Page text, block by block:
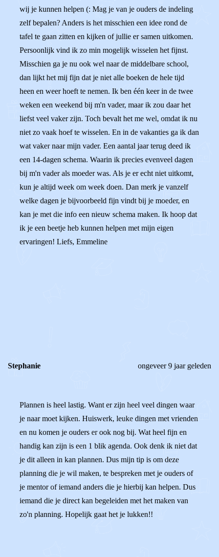
wij je kunnen helpen (: Mag je van je ouders de indeling
zelf bepalen? Anders is het misschien een idee rond de
tafel te gaan zitten en kijken of jullie er samen uitkomen.
Persoonlijk vind ik zo min mogelijk wisselen het fijnst.
Misschien ga je nu ook wel naar de middelbare school,
dan lijkt het mij fijn dat je niet alle boeken de hele tijd
heen en weer hoeft te nemen. Ik ben één keer in de twee
weken een weekend bij m'n vader, maar ik zou daar het
liefst veel vaker zijn. Toch bevalt het me wel, omdat ik nu
niet zo vaak hoef te wisselen. En in de vakanties ga ik dan
wat vaker naar mijn vader. Een aantal jaar terug deed ik
een 14-dagen schema. Waarin ik precies evenveel dagen
bij m'n vader als moeder was. Als je er echt niet uitkomt,
kun je altijd week om week doen. Dan merk je vanzelf
welke dagen je bijvoorbeeld fijn vindt bij je moeder, en
kan je met die info een nieuw schema maken. Ik hoop dat
ik je een beetje heb kunnen helpen met mijn eigen
ervaringen! Liefs, Emmeline
Stephanie ongeveer 9 jaar geleden
Plannen is heel lastig. Want er zijn heel veel dingen waar
je naar moet kijken. Huiswerk, leuke dingen met vrienden
en nu komen je ouders er ook nog bij. Wat heel fijn en
handig kan zijn is een 1 blik agenda. Ook denk ik niet dat
je dit alleen in kan plannen. Dus mijn tip is om deze
planning die je wil maken, te bespreken met je ouders of
je mentor of iemand anders die je hierbij kan helpen. Dus
iemand die je direct kan begeleiden met het maken van
zo'n planning. Hopelijk gaat het je lukken!!